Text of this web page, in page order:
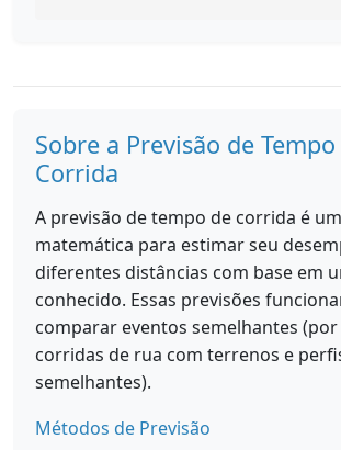
Sobre a Previsão de
Corrida
A previsão de tempo de corrida é
matemática para estimar seu
diferentes distâncias com base em
conhecido. Essas previsões
comparar eventos semelhantes
corridas de rua com terrenos e
semelhantes).
Métodos de Previsão